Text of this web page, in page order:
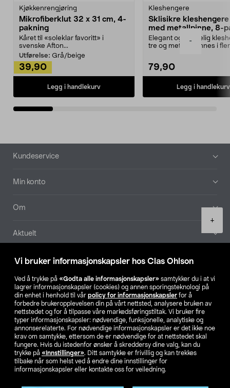
Vi bruker informasjonskapsler hos Clas Ohlson
Ved å trykke på «Godta alle informasjonskapsler» samtykker du i at vi
lagrer informasjonskapsler (cookies) og annen sporingsteknologi på
din enhet i henhold til vår policy for informasjonskapsler for å
forbedre brukeropplevelsen din på vårt nettsted, analysere bruken av
nettstedet og for å tilpasse våre markedsføringstiltak. Vi bruker fire
typer informasjonskapsler: nødvendige, funksjonelle, analytiske og
annonserelaterte. For nødvendige informasjonskapsler er det ikke noe
krav om samtykke, ettersom de er nødvendige for at nettstedet skal
fungere. Hvis du istedenfor ønsker å skreddersy dine valg, kan du
trykke på «Innstillinger». Ditt samtykke er frivillig og kan trekkes
tilbake når som helst ved å endre dine innstillinger for
informasjonskapsler eller kontakte oss for veiledning.
-
+
Kjøkkenrengjøring
Mikrofiberklut 32 x 31 cm, 4-
pakning
Kåret til «soleklar favoritt» i
svenske Afton...
Utførelse: Grå/beige
39,90
Legg i handlekurv
Kleshengere
Sklisikre
med metallpinne, 8-
Elegant og skikkelig
tre og metall – finnes i
79,90
Legg i handlekurv
Bunntekst
Kundeservice
Min konto
Om
Aktuelt
Våre selskaper
Finn din butikk
SE NO FI